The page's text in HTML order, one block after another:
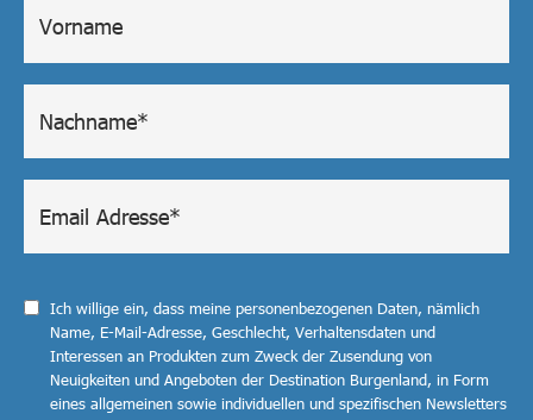
Ich willige ein, dass meine personenbezogenen Daten, nämlich
Name, E-Mail-Adresse, Geschlecht, Verhaltensdaten und
Interessen an Produkten zum Zweck der Zusendung von
Neuigkeiten und Angeboten der Destination Burgenland, in Form
eines allgemeinen sowie individuellen und spezifischen Newsletters